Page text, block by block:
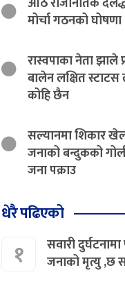
मोर्चा गठनको घोषणा
रास्वपाका नेता झाले
बालेन लक्षित
कोहि छैन
सल्यानमा शिकार
जनाको बन्दुकको
जना पक्राउ
धेरै पढिएको
१
सवारी
जनाको मृत्यु ,छ